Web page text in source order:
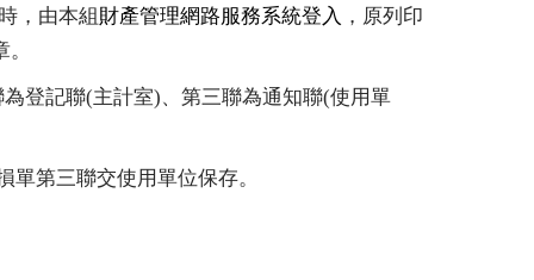
，由本組財產管理網路服務系統登入 ，原列印
登記聯(主計室)、第三聯為通知聯(使用單
第三聯交使用單位保存。